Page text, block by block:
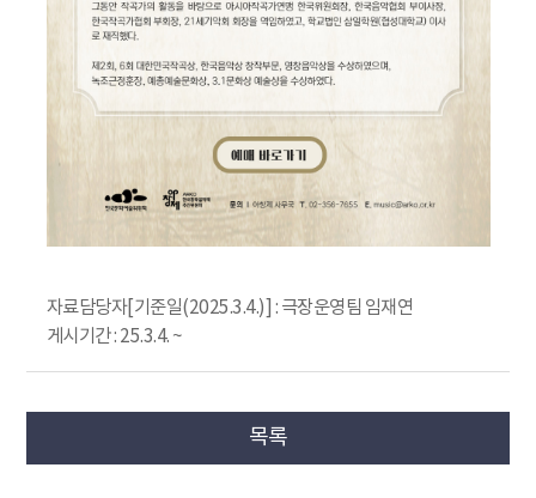
자료담당자[기준일(2025.3.4.)] : 극장운영팀 임재연
게시기간 : 25.3.4. ~
목록